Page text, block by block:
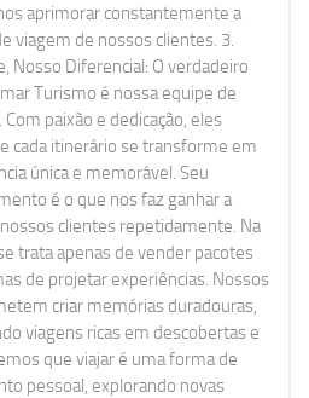
aprimorar constantemente a
viagem de nossos clientes. 3.
Nosso Diferencial: O verdadeiro
Turismo é nossa equipe de
paixão e dedicação, eles
cada itinerário se transforme em
única e memorável. Seu
é o que nos faz ganhar a
clientes repetidamente. Na
trata apenas de vender pacotes
de projetar experiências. Nossos
criar memórias duradouras,
viagens ricas em descobertas e
que viajar é uma forma de
pessoal, explorando novas